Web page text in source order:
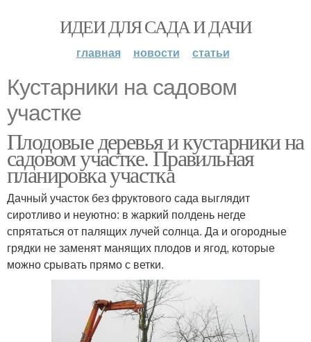
ИДЕИ ДЛЯ САДА И ДАЧИ
главная новости статьи
Кустарники на садовом
участке
Плодовые деревья и кустарники на
садовом участке. Правильная
планировка участка
Дачный участок без фруктового сада выглядит
сиротливо и неуютно: в жаркий полдень негде
спрятаться от палящих лучей солнца. Да и огородные
грядки не заменят манящих плодов и ягод, которые
можно срывать прямо с ветки.